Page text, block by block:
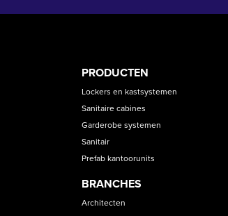
PRODUCT
CATEGORIES
PRODUCTEN
Lockers en kastsystemen
Sanitaire cabines
Garderobe systemen
Sanitair
Prefab kantoorunits
BRANCHES
Architecten